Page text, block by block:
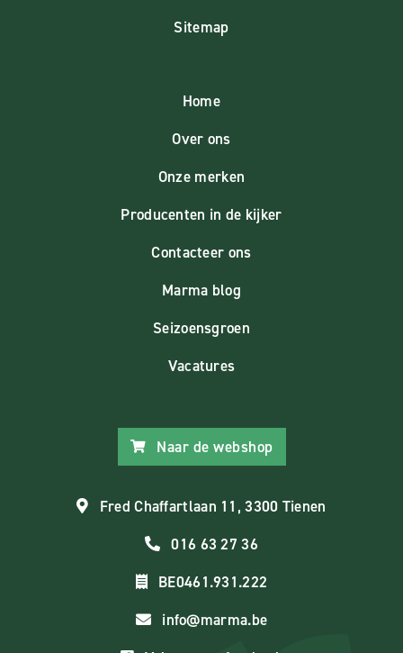
Sitemap
Home
Over ons
Onze merken
Producenten in de kijker
Contacteer ons
Marma blog
Seizoensgroen
Vacatures
Naar de webshop
Fred Chaffartlaan 11, 3300 Tienen
016 63 27 36
BE0461.931.222
info@marma.be